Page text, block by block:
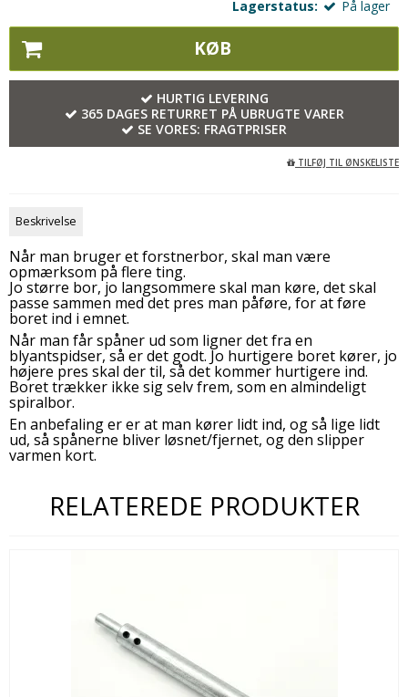
Lagerstatus:
På lager
KØB
HURTIG LEVERING
365 DAGES RETURRET PÅ UBRUGTE VARER
SE VORES: FRAGTPRISER
TILFØJ TIL ØNSKELISTE
Beskrivelse
Når man bruger et forstnerbor, skal man være
opmærksom på flere ting.
Jo større bor, jo langsommere skal man køre, det skal
passe sammen med det pres man påføre, for at føre
boret ind i emnet.
Når man får spåner ud som ligner det fra en
blyantspidser, så er det godt. Jo hurtigere boret kører, jo
højere pres skal der til, så det kommer hurtigere ind.
Boret trækker ikke sig selv frem, som en almindeligt
spiralbor.
En anbefaling er er at man kører lidt ind, og så lige lidt
ud, så spånerne bliver løsnet/fjernet, og den slipper
varmen kort.
RELATEREDE PRODUKTER